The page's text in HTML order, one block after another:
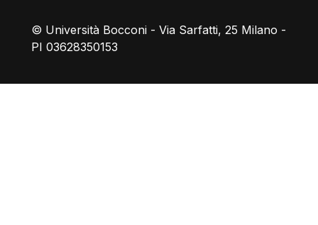
© Università Bocconi - Via Sarfatti, 25 Milano -
PI 03628350153